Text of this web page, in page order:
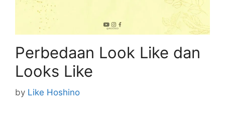
Perbedaan Look Like dan
Looks Like
by Like Hoshino